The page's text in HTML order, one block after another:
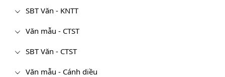
SBT Văn - KNTT
Văn mẫu - CTST
SBT Văn - CTST
Văn mẫu - Cánh diều